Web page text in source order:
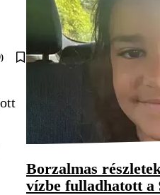
Borzalmas
vízbe fulladhatott a